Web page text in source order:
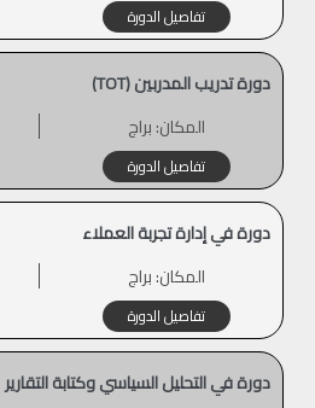
تفاصيل الدورة
دورة تدريب المدربين (TOT)
المكان:براج
تفاصيل الدورة
دورة في إدارة تجربة العملاء
المكان:براج
تفاصيل الدورة
دورة في التحليل السياسي وكتابة التقارير